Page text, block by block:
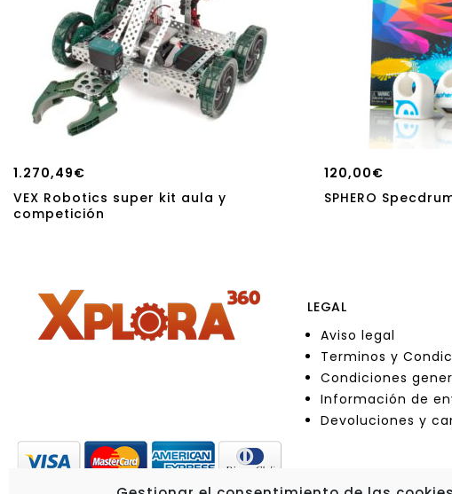
1.270,49€
VEX Robotics super kit aula y
competición
120,00€
SPHERO
LEGAL
Aviso legal
Terminos y
Condiciones
Información de
Devoluciones y